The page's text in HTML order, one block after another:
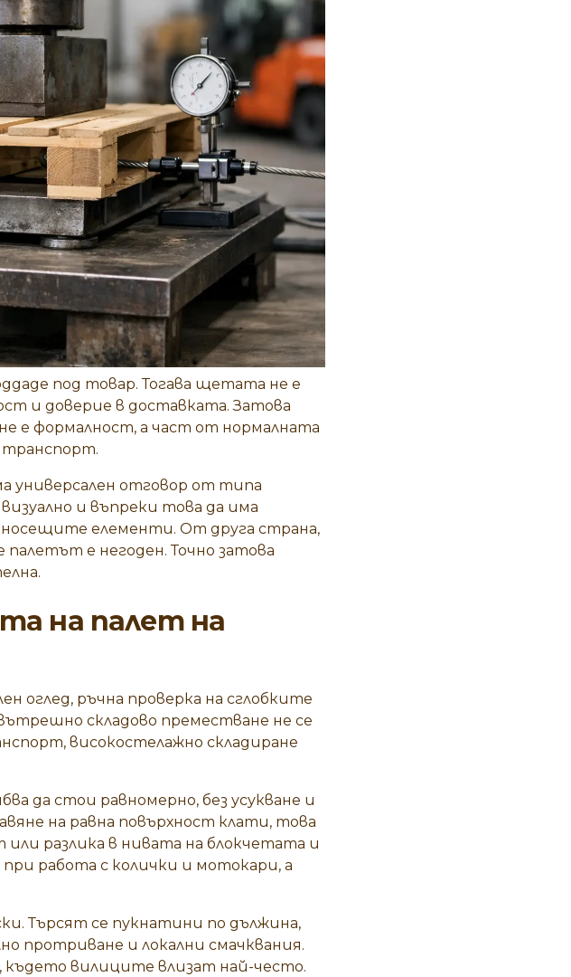
под товар. Тогава щетата не е
и доверие в доставката. Затова
е формалност, а част от нормалната
транспорт.
универсален отговор от типа
и въпреки това да има
носещите елементи. От друга страна,
палетът е негоден. Точно затова
на палет на
оглед, ръчна проверка на сглобките
складово преместване не се
високостелажно складиране
да стои равномерно, без усукване и
на равна повърхност клати, това
или разлика в нивата на блокчетата и
работа с колички и мотокари, а
Търсят се пукнатини по дължина,
протриване и локални смачквания.
където вилиците влизат най-често.